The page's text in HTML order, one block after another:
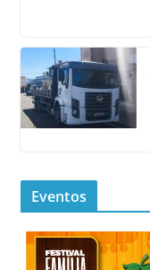
Eventos